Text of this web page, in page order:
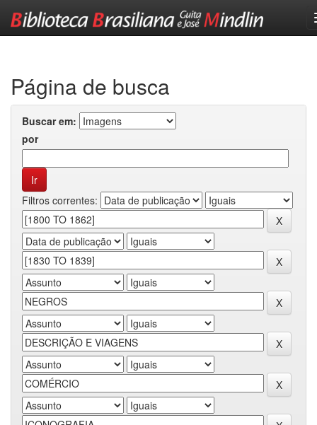
Página de busca
Buscar em:
por
Filtros correntes: